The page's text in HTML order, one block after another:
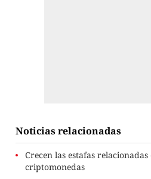
Noticias relacionadas
Crecen las estafas relacionadas
criptomonedas